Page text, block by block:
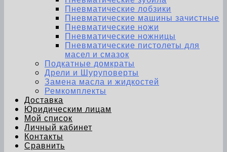
Пневматические лобзики
Пневматические машины зачистные
Пневматические ножи
Пневматические ножницы
Пневматические пистолеты для
масел и смазок
Подкатные домкраты
Дрели и Шуруповерты
Замена масла и жидкостей
Ремкомплекты
Доставка
Юридическим лицам
Мой список
Личный кабинет
Контакты
Сравнить